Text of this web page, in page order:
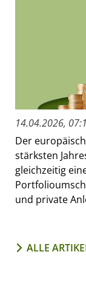
14.04.2026,
Der
stärksten
gleichzeitig
und private
ALLE